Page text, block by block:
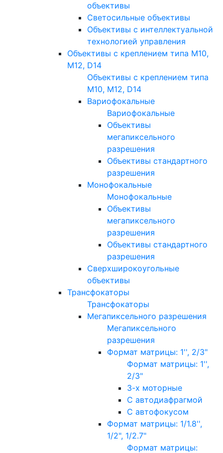
объективы
Светосильные объективы
Объективы с интеллектуальной
технологией управления
Объективы с креплением типа M10,
M12, D14
Объективы с креплением типа
M10, M12, D14
Вариофокальные
Вариофокальные
Объективы
мегапиксельного
разрешения
Объективы стандартного
разрешения
Монофокальные
Монофокальные
Объективы
мегапиксельного
разрешения
Объективы стандартного
разрешения
Сверхширокоугольные
объективы
Трансфокаторы
Трансфокаторы
Мегапиксельного разрешения
Мегапиксельного
разрешения
Формат матрицы: 1'', 2/3"
Формат матрицы: 1'',
2/3"
3-х моторные
С автодиафрагмой
С автофокусом
Формат матрицы: 1/1.8'',
1/2", 1/2.7"
Формат матрицы: